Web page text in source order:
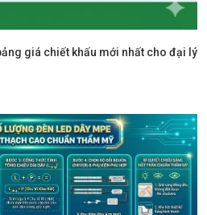
giá chiết khấu mới nhất cho đại lý